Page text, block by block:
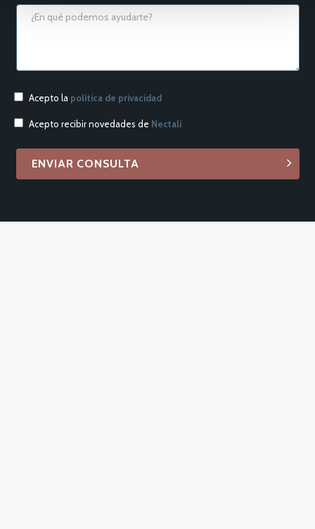
Acepto la política de privacidad
Acepto recibir novedades de Nectali